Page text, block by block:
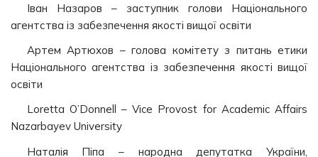
Іван Назаров – заступник голови Національного
агентства із забезпечення якості вищої освіти
Артем Артюхов – голова комітету з питань етики
Національного агентства із забезпечення якості вищої
освіти
Loretta O’Donnell – Vice Provost for Academic Affairs
Nazarbayev University
Наталія Піпа – народна депутатка України,